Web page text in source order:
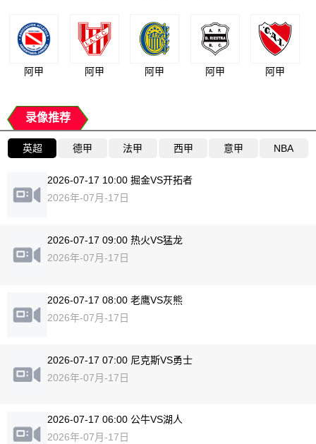
阿甲 阿甲 阿甲 阿甲 阿甲
录像推荐
英超 德甲 法甲 西甲 意甲 NBA
2026-07-17 10:00 掘金VS开拓者
2026年-07月-17日
2026-07-17 09:00 热火VS猛龙
2026年-07月-17日
2026-07-17 08:00 老鹰VS灰熊
2026年-07月-17日
2026-07-17 07:00 尼克斯VS勇士
2026年-07月-17日
2026-07-17 06:00 公牛VS湖人
2026年-07月-17日